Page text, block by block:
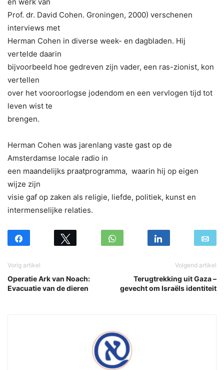
Prof. dr. David Cohen. Groningen, 2000) verschenen
interviews met
Herman Cohen in diverse week- en dagbladen. Hij
vertelde daarin
bijvoorbeeld hoe gedreven zijn vader, een ras-zionist, kon
vertellen
over het vooroorlogse jodendom en een vervlogen tijd tot
leven wist te
brengen.
Herman Cohen was jarenlang vaste gast op de
Amsterdamse locale radio in
een maandelijks praatprogramma, waarin hij op eigen
wijze zijn
visie gaf op zaken als religie, liefde, politiek, kunst en
intermenselijke relaties.
Vorig artikel
Operatie Ark van Noach:
Evacuatie van de dieren
Volgend artikel
Terugtrekking uit Gaza –
gevecht om Israëls identiteit